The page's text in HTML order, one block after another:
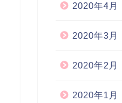
2020年4月
2020年3月
2020年2月
2020年1月